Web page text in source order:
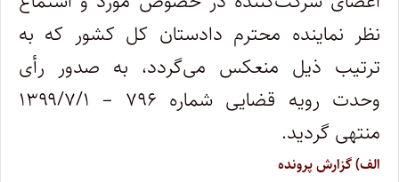
نظر نماینده محترم دادستان ‌کل‌ کشور که به
‌ترتیب‌ ذیل منعکس ‌می‌گردد، به ‌صدور رأی
وحدت‌ رویه ‌قضایی شماره ۷۹۶ – ۱۳۹۹/۷/۱
منتهی گردید.
الف) گزارش پرونده